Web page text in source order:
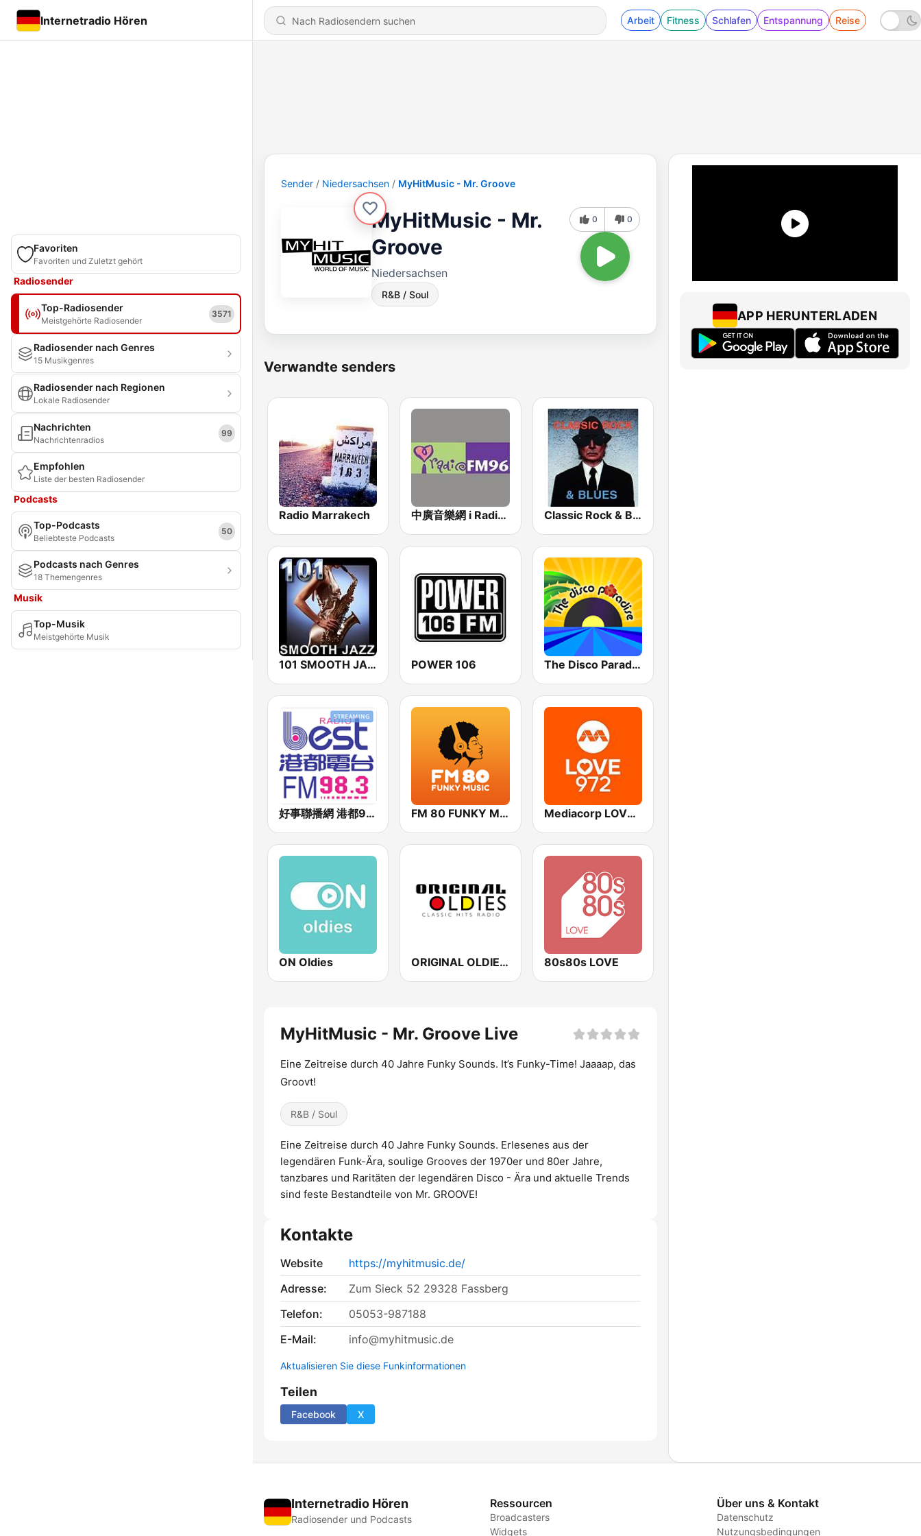
Internetradio Hören Arbeit Fitness Schlafen Entspannung Reise
Favoriten
Favoriten und Zuletzt gehört
Radiosender
Top-Radiosender
Meistgehörte Radiosender
3571
Radiosender nach Genres
15 Musikgenres
Radiosender nach Regionen
Lokale Radiosender
Nachrichten
Nachrichtenradios
99
Empfohlen
Liste der besten Radiosender
Podcasts
Top-Podcasts
Beliebteste Podcasts
50
Podcasts nach Genres
18 Themengenres
Musik
Top-Musik
Meistgehörte Musik
Sender Niedersachsen MyHitMusic - Mr. Groove
MyHitMusic - Mr.
Groove
Niedersachsen
R&B / Soul
0 0
Verwandte senders
Radio Marrakech 中廣音樂網 i Radio FM96.3 Classic Rock & Blues
101 SMOOTH JAZZ POWER 106 The Disco Paradise
好事聯播網 港都983 Best Radio FM98.3 FM 80 FUNKY MUSIC Mediacorp LOVE 972
ON Oldies ORIGINAL OLDIES - CLASSIC HITS RADIO 80s80s LOVE
MyHitMusic - Mr. Groove Live
Eine Zeitreise durch 40 Jahre Funky Sounds. It’s Funky-Time! Jaaaap, das
Groovt!
R&B / Soul
Eine Zeitreise durch 40 Jahre Funky Sounds. Erlesenes aus der
legendären Funk-Ära, soulige Grooves der 1970er und 80er Jahre,
tanzbares und Raritäten der legendären Disco - Ära und aktuelle Trends
sind feste Bestandteile von Mr. GROOVE!
Kontakte
Website
https://myhitmusic.de/
Adresse:
Zum Sieck 52 29328 Fassberg
Telefon:
05053-987188
E-Mail:
info@myhitmusic.de
Aktualisieren Sie diese Funkinformationen
Teilen
Facebook X
APP HERUNTERLADEN
Internetradio Hören
Radiosender und Podcasts
Ressourcen
Broadcasters
Widgets
Über uns & Kontakt
Datenschutz
Nutzungsbedingungen